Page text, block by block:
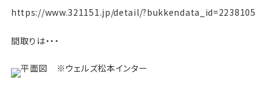
https://www.321151.jp/detail/?bukkendata_id=2238105
間取りは・・・